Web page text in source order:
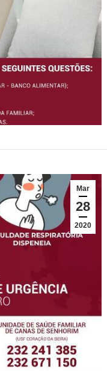
Mar
28
2020